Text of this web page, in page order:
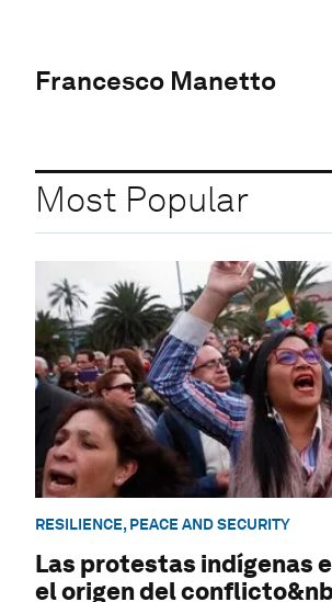
Francesco Manetto
Most Popular
RESILIENCE, PEACE AND SECURITY
Las protestas indígenas
el origen del